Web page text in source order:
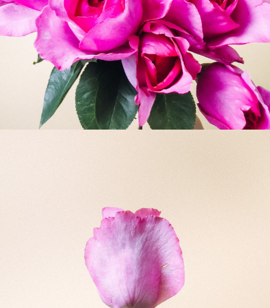
写真と同じものが届く？
商品ページに掲載している写真は、実際にお届けする商
品を撮影したものです。お花は生き物なので、どうして
も色味やサイズ・咲き方に個体差はありますが、できる
だけ写真のイメージに近いものをお届けできるように人